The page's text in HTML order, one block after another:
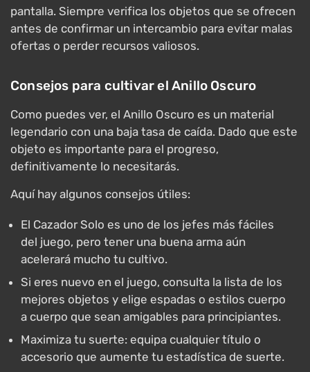
pantalla. Siempre verifica los objetos que se ofrecen
antes de confirmar un intercambio para evitar malas
ofertas o perder recursos valiosos.
Consejos para cultivar el Anillo Oscuro
Como puedes ver, el Anillo Oscuro es un material
legendario con una baja tasa de caída. Dado que este
objeto es importante para el progreso,
definitivamente lo necesitarás.
Aquí hay algunos consejos útiles:
El Cazador Solo es uno de los jefes más fáciles
del juego, pero tener una buena arma aún
acelerará mucho tu cultivo.
Si eres nuevo en el juego, consulta la lista de los
mejores objetos y elige espadas o estilos cuerpo
a cuerpo que sean amigables para principiantes.
Maximiza tu suerte: equipa cualquier título o
accesorio que aumente tu estadística de suerte.